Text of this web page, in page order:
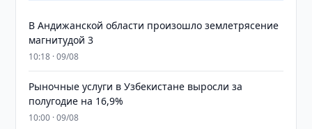
В Андижанской области произошло землетрясение
магнитудой 3
10:18 · 09/08
Рыночные услуги в Узбекистане выросли за
полугодие на 16,9%
10:00 · 09/08